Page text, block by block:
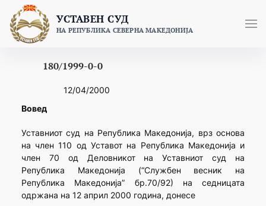
content
УСТАВЕН СУД
НА РЕПУБЛИКА СЕВЕРНА МАКЕДОНИЈА
180/1999-0-0
12/04/2000
Вовед
Уставниот суд на Република Македонија, врз основа
на член 110 од Уставот на Република Македонија и
член 70 од Деловникот на Уставниот суд на
Република Македонија (“Службен весник на
Република Македонија” бр.70/92) на седницата
одржана на 12 април 2000 година, донесе